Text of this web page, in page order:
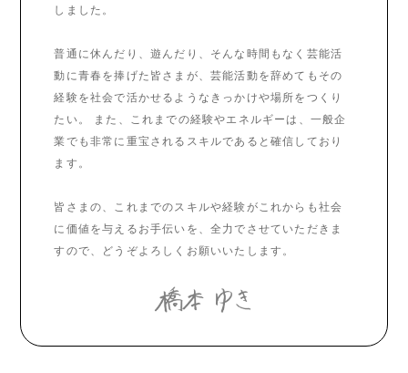
しました。
普通に休んだり、遊んだり、そんな時間もなく芸能活
動に青春を捧げた皆さまが、芸能活動を辞めてもその
経験を社会で活かせるようなきっかけや場所をつくり
たい。 また、これまでの経験やエネルギーは、一般企
業でも非常に重宝されるスキルであると確信しており
ます。
皆さまの、これまでのスキルや経験がこれからも社会
に価値を与えるお手伝いを、全力でさせていただきま
すので、どうぞよろしくお願いいたします。